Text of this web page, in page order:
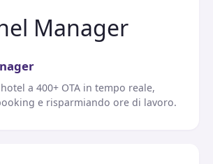
a 400+ OTA in tempo reale,
e risparmiando ore di lavoro.